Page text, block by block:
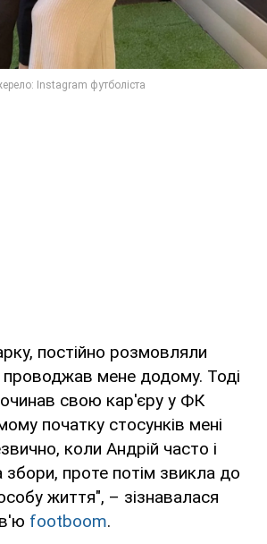
постійно розмовляли
проводжав мене додому. Тоді
свою кар'єру у ФК
початку стосунків мені
коли Андрій часто і
збори, проте потім звикла до
життя", – зізнавалася
footboom.